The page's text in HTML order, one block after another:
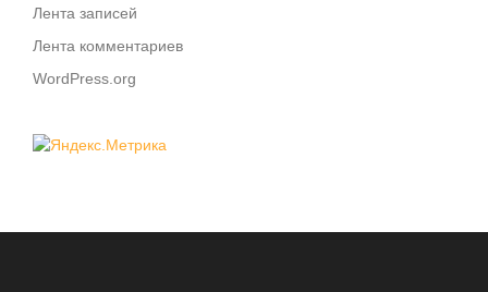
Лента записей
Лента комментариев
WordPress.org